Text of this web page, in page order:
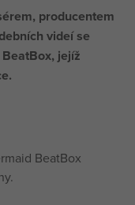
producentem
videí se
jejíž
BeatBox